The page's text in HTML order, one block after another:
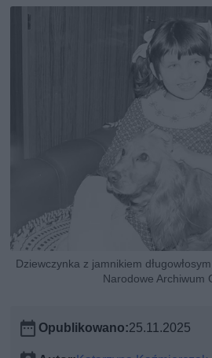
Dziewczynka z jamnikiem
Narodowe Archiwum
Opublikowano:25.11.2025